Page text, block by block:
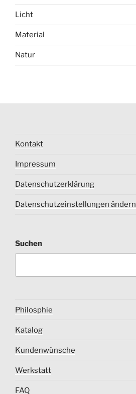
Licht
Material
Natur
Kontakt
Impressum
Datenschutzerklärung
Datenschutzeinstellungen ändern
Suchen
Philosphie
Katalog
Kundenwünsche
Werkstatt
FAQ